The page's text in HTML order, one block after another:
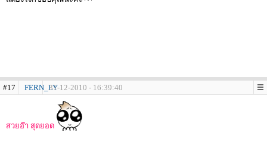
#17 FERN_LY31-12-2010 - 16:39:40
สวยอ๊า สุดยอด